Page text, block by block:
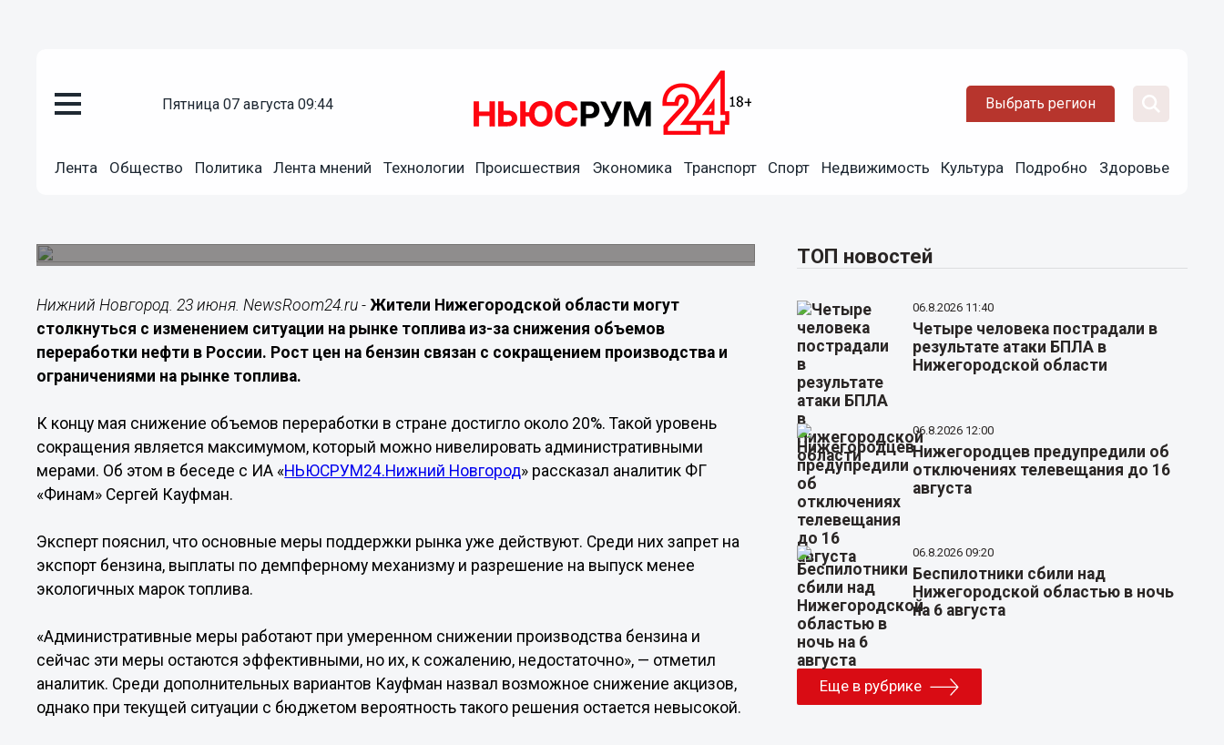
пятница 07 августа 09:44 Выбрать регион
Лента Общество Политика Лента мнений Технологии Происшествия Экономика Транспорт Спорт Недвижимость Культура Подробно Здоровье
Лента мнений
Аналитик Кауфман оценил риски роста цен на топливо для
Нижний Новгород. 23 июня. NewsRoom24.ru -Жители Нижегородской области могут
столкнуться с изменением ситуации на рынке топлива из-за снижения объемов
переработки нефти в России. Рост цен на бензин связан с сокращением производства и
ограничениями на рынке топлива.
К концу мая снижение объемов переработки в стране достигло около 20%. Такой уровень
сокращения является максимумом, который можно нивелировать административными
мерами. Об этом в беседе с ИА «НЬЮСРУМ24.Нижний Новгород» рассказал аналитик ФГ
«Финам» Сергей Кауфман.
Эксперт пояснил, что основные меры поддержки рынка уже действуют. Среди них запрет на
экспорт бензина, выплаты по демпферному механизму и разрешение на выпуск менее
экологичных марок топлива.
«Административные меры работают при умеренном снижении производства бензина и
сейчас эти меры остаются эффективными, но их, к сожалению, недостаточно», — отметил
аналитик. Среди дополнительных вариантов Кауфман назвал возможное снижение акцизов,
однако при текущей ситуации с бюджетом вероятность такого решения остается невысокой.
ТОП новостей
06.8.2026 11:40
Четыре человека пострадали в
результате атаки БПЛА в
Нижегородской области
06.8.2026 12:00
Нижегородцев предупредили об
отключениях телевещания до 16
августа
06.8.2026 09:20
Беспилотники сбили над
Нижегородской областью в ночь
на 6 августа
Еще в рубрике